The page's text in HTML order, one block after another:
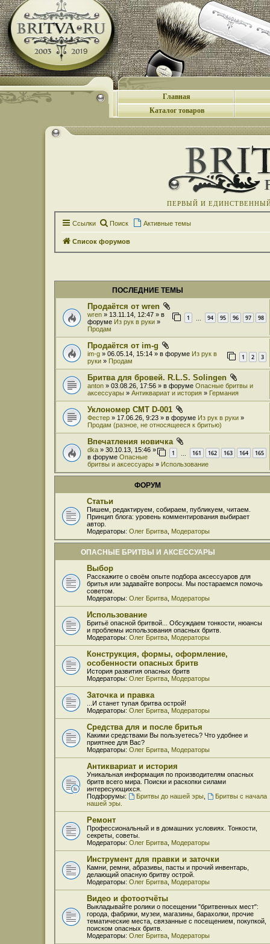
Главная
Каталог товаров
ПЕРВЫЙ И
Ссылки Поиск Активные темы
Список форумов
ПОСЛЕДНИЕ ТЕМЫ
Продаётся от wren
1 94 95 96 97 98
wren » 13.11.14, 12:47 » в
форуме Из рук в руки »
Продам
Продаётся от im-g
1 2 3
im-g » 06.05.14, 15:14 » в форуме Из рук в
руки » Продам
Бритва для бровей. R.L.S. Solingen
anton » 03.08.26, 17:56 » в форуме Опасные бритвы и
аксессуары » Антиквариат и история » Германия
Уклономер СМТ D-001
Фестер » 17.06.26, 9:23 » в форуме Из рук в руки »
Продам (разное, не относящееся к бритью)
Впечатления новичка
1 161 162 163 164 165
dka » 30.10.13, 15:46 »
в форуме Опасные
бритвы и аксессуары » Использование
ФОРУМ
Статьи
Пишем, редактируем, собираем, публикуем, читаем.
Принцип блога: уровень комментирования выбирает
автор.
Модераторы: Олег Бритва Модераторы
ОПАСНЫЕ БРИТВЫ И АКСЕССУАРЫ
Выбор
Расскажите о своём опыте подбора аксессуаров для
бритья или задавайте вопросы. Мы постараемся помочь
советом.
Модераторы: Олег Бритва Модераторы
Использование
Бритьё опасной бритвой... Обсуждаем тонкости, нюансы
и проблемы использования опасных бритв.
Модераторы: Олег Бритва Модераторы
Конструкция, формы, оформление,
особенности опасных бритв
История развития опасных бритв
Модераторы: Олег Бритва Модераторы
Заточка и правка
...И станет тупая бритва острой!
Модераторы: Олег Бритва Модераторы
Средства для и после бритья
Какими средствами Вы пользуетесь? Что удобнее и
приятнее для Вас?
Модераторы: Олег Бритва Модераторы
Антиквариат и история
Уникальная информация по производителям опасных
бритв всего мира. Поиски и раскопки силами
интересующихся.
Подфорумы:
Бритвы до нашей эры,
Бритвы с начала
нашей эры.
Ремонт
Профессиональный и в домашних условиях. Тонкости,
секреты, советы.
Модераторы: Олег Бритва Модераторы
Инструмент для правки и заточки
Камни, ремни, абразивы, пасты и прочий инвентарь,
делающий опасную бритву острой.
Модераторы: Олег Бритва Модераторы
Видео и фотоотчёты
Выкладывайте ролики о посещении "бритвенных мест":
города, фабрики, музеи, магазины, барахолки, прочие
тематические места, связанные с посещением, покупкой,
поиском опасных бритв.
Модераторы: Олег Бритва Модераторы